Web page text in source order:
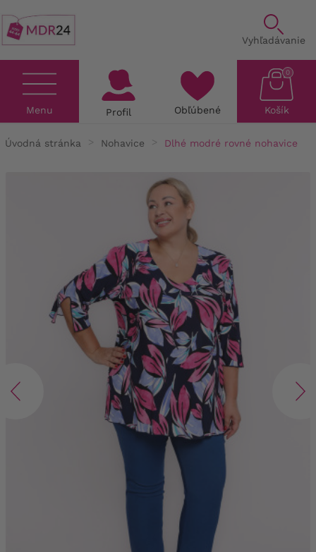
Vyhľadávanie
Menu Profil Obľúbené Košík
0
Úvodná stránka Nohavice Dlhé modré rovné nohavice